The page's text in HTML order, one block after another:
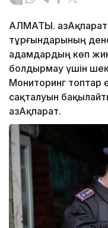
АЛМАТЫ.
тұрғындарының
адамдардың көп
болдырмау үшін
Мониторинг топтар
сақталуын
ҚазАқпарат.